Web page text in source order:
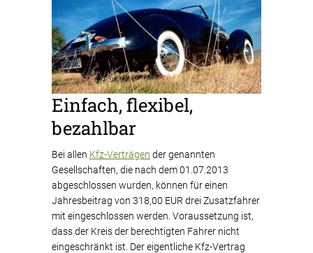
Einfach, flexibel,
bezahlbar
Bei allen Kfz-Verträgen der genannten
Gesellschaften, die nach dem 01.07.2013
abgeschlossen wurden, können für einen
Jahresbeitrag von 318,00 EUR drei Zusatzfahrer
mit eingeschlossen werden. Voraussetzung ist,
dass der Kreis der berechtigten Fahrer nicht
eingeschränkt ist. Der eigentliche Kfz-Vertrag